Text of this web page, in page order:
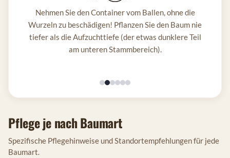
Nehmen Sie den Container vom Ballen, ohne die
Wurzeln zu beschädigen! Pflanzen Sie den Baum nie
tiefer als die Aufzuchttiefe (der etwas dunklere Teil
am unteren Stammbereich).
Pflege je nach Baumart
Spezifische Pflegehinweise und Standortempfehlungen für jede
Baumart.